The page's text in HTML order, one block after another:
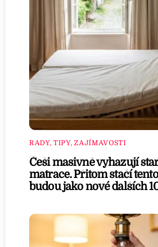
RADY, TIPY, ZAJÍMAVOSTI
Češi masivně vyhazují
matrace. Přitom stačí
budou jako nové dalších